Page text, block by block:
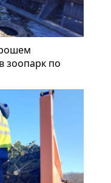
зоопарк по